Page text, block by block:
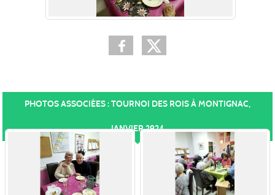
PHOTOS ASSOCIÉES : TOURNOI DES ROIS À MONTIGNAC,
JANVIER 2924